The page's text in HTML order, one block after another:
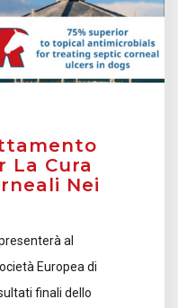
La Cura
Nei
al
Europea di
finali dello